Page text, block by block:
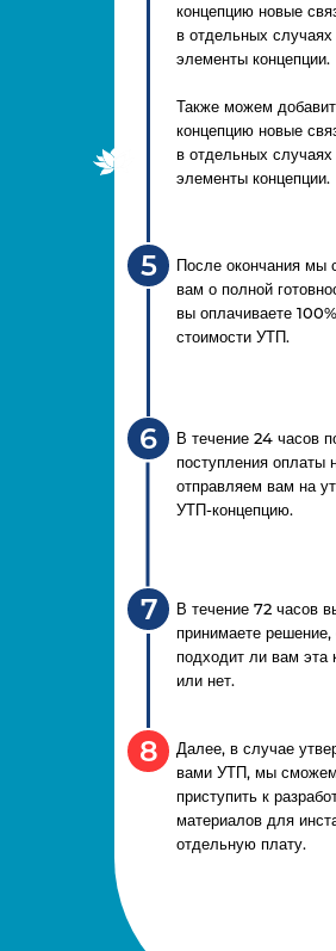
концепцию новые
в отдельных
элементы концепции.
Также можем
концепцию новые
в отдельных
элементы концепции.
5
После окончания мы
вам о полной
вы оплачиваете
стоимости УТП.
6
В течение 24 часов
поступления оплаты
отправляем вам на
УТП-концепцию.
7
В течение 72 часов
принимаете решение,
подходит ли вам эта
или нет.
8
Далее, в случае
вами УТП, мы сможем
приступить к
материалов для
отдельную плату.